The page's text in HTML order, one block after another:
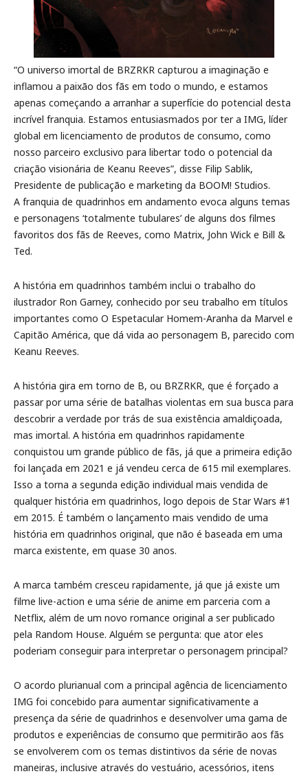
“O universo imortal de BRZRKR capturou a imaginação e
inflamou a paixão dos fãs em todo o mundo, e estamos
apenas começando a arranhar a superfície do potencial desta
incrível franquia. Estamos entusiasmados por ter a IMG, líder
global em licenciamento de produtos de consumo, como
nosso parceiro exclusivo para libertar todo o potencial da
criação visionária de Keanu Reeves”, disse Filip Sablik,
Presidente de publicação e marketing da BOOM! Studios.
A franquia de quadrinhos em andamento evoca alguns temas
e personagens ‘totalmente tubulares’ de alguns dos filmes
favoritos dos fãs de Reeves, como Matrix, John Wick e Bill &
Ted.
A história em quadrinhos também inclui o trabalho do
ilustrador Ron Garney, conhecido por seu trabalho em títulos
importantes como O Espetacular Homem-Aranha da Marvel e
Capitão América, que dá vida ao personagem B, parecido com
Keanu Reeves.
A história gira em torno de B, ou BRZRKR, que é forçado a
passar por uma série de batalhas violentas em sua busca para
descobrir a verdade por trás de sua existência amaldiçoada,
mas imortal. A história em quadrinhos rapidamente
conquistou um grande público de fãs, já que a primeira edição
foi lançada em 2021 e já vendeu cerca de 615 mil exemplares.
Isso a torna a segunda edição individual mais vendida de
qualquer história em quadrinhos, logo depois de Star Wars #1
em 2015. É também o lançamento mais vendido de uma
história em quadrinhos original, que não é baseada em uma
marca existente, em quase 30 anos.
A marca também cresceu rapidamente, já que já existe um
filme live-action e uma série de anime em parceria com a
Netflix, além de um novo romance original a ser publicado
pela Random House. Alguém se pergunta: que ator eles
poderiam conseguir para interpretar o personagem principal?
O acordo plurianual com a principal agência de licenciamento
IMG foi concebido para aumentar significativamente a
presença da série de quadrinhos e desenvolver uma gama de
produtos e experiências de consumo que permitirão aos fãs
se envolverem com os temas distintivos da série de novas
maneiras, inclusive através do vestuário, acessórios, itens